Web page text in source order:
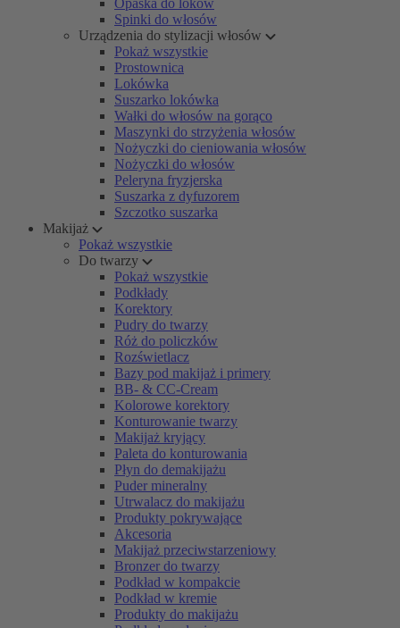
Opaska do loków
Spinki do włosów
Urządzenia do stylizacji włosów
Pokaż wszystkie
Prostownica
Lokówka
Suszarko lokówka
Wałki do włosów na gorąco
Maszynki do strzyżenia włosów
Nożyczki do cieniowania włosów
Nożyczki do włosów
Peleryna fryzjerska
Suszarka z dyfuzorem
Szczotko suszarka
Makijaż
Pokaż wszystkie
Do twarzy
Pokaż wszystkie
Podkłady
Korektory
Pudry do twarzy
Róż do policzków
Rozświetlacz
Bazy pod makijaż i primery
BB- & CC-Cream
Kolorowe korektory
Konturowanie twarzy
Makijaż kryjący
Paleta do konturowania
Płyn do demakijażu
Puder mineralny
Utrwalacz do makijażu
Produkty pokrywające
Akcesoria
Makijaż przeciwstarzeniowy
Bronzer do twarzy
Podkład w kompakcie
Podkład w kremie
Produkty do makijażu